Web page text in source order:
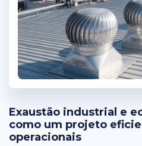
Exaustão industrial e
como um projeto
operacionais